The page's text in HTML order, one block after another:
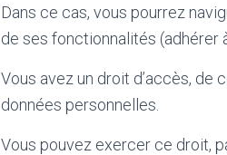
Dans ce cas, vous pourrez
de ses fonctionnalités (adhérer
Vous avez un droit d’accès,
données personnelles.
Vous pouvez exercer ce droit,